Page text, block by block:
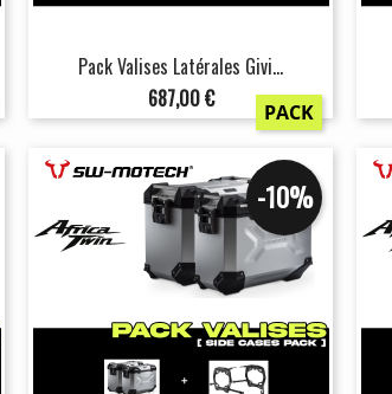
Pack Valises Latérales Givi...
Prix
687,00 € PACK
-10%